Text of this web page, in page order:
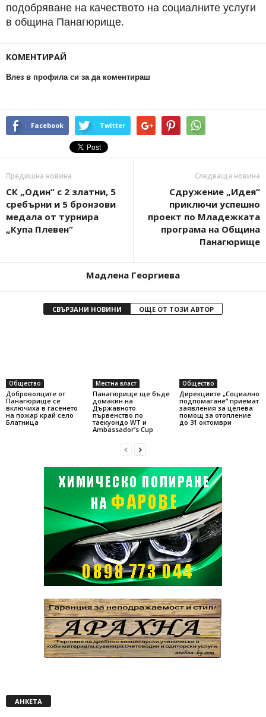
подобряване на качеството на социалните услуги
в община Панагюрище.
КОМЕНТИРАЙ
Влез в профила си за да коментираш
Facebook Twitter
Предишна новина
СК „Один“ с 2 златни, 5
сребърни и 5 бронзови
медала от турнира
„Купа Плевен“
Следваща новина
Сдружение „Идея“
приключи успешно
проект по Младежката
програма на Община
Панагюрище
Мадлена Георгиева
СВЪРЗАНИ НОВИНИ ОЩЕ ОТ ТОЗИ АВТОР
Общество
Доброволците от
Панагюрище се
включиха в гасенето
на пожар край село
Блатница
Местна власт
Панагюрище ще бъде
домакин на
Държавното
първенство по
таекуондо WT и
Ambassador’s Cup
Общество
Дирекциите „Социално
подпомагане“ приемат
заявления за целева
помощ за отопление
до 31 октомври
АНКЕТА